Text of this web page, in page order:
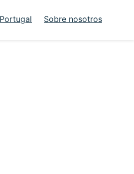
Portugal Sobre nosotros